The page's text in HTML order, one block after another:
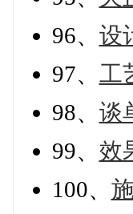
96、 设
97、 工
98、 谈
99、 效
100、